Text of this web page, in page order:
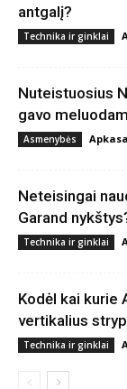
antgalį?
Technika ir ginklai
Nuteistuosius
gavo
Asmenybės
Neteisingai
Garand
Technika ir ginklai
Kodėl kai kurie
vertikalius
Technika ir ginklai